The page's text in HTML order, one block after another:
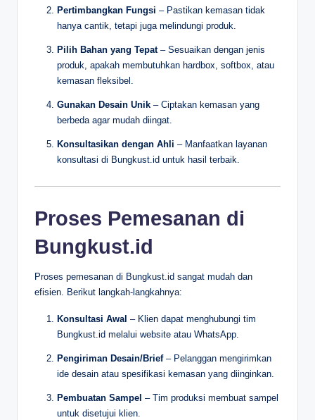
Pertimbangkan Fungsi – Pastikan kemasan tidak
hanya cantik, tetapi juga melindungi produk.
Pilih Bahan yang Tepat– Sesuaikan dengan jenis
produk, apakah membutuhkan hardbox, softbox, atau
kemasan fleksibel.
Gunakan Desain Unik – Ciptakan kemasan yang
berbeda agar mudah diingat.
Konsultasikan dengan Ahli – Manfaatkan layanan
konsultasi di Bungkust.id untuk hasil terbaik.
Proses Pemesanan di
Bungkust.id
Proses pemesanan di Bungkust.id sangat mudah dan
efisien. Berikut langkah-langkahnya:
Konsultasi Awal – Klien dapat menghubungi tim
Bungkust.id melalui website atau WhatsApp.
Pengiriman Desain/Brief– Pelanggan mengirimkan
ide desain atau spesifikasi kemasan yang diinginkan.
Pembuatan Sampel – Tim produksi membuat sampel
untuk disetujui klien.